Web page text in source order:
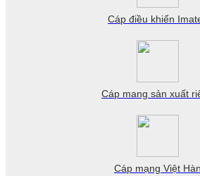
Cáp điều khiển
Cáp mang sản xuất
Cáp mạng Việt Hàn